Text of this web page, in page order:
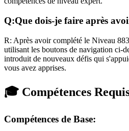
Q:Que dois-je faire après
R: Après avoir complété le Niveau 883
utilisant les boutons de navigation ci-
introduit de nouveaux défis qui
vous avez apprises.
🎓 Compétences
Compétences de Base: